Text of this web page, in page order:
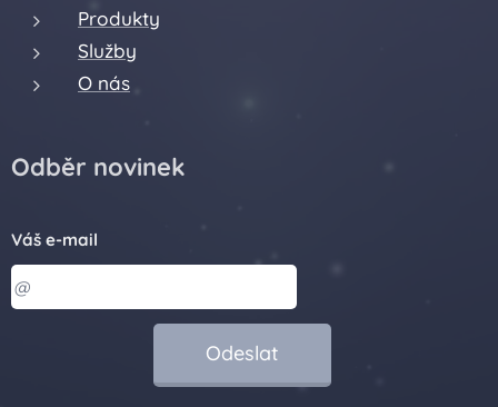
Produkty
Služby
O nás
Odběr novinek
Váš e-mail
Odeslat